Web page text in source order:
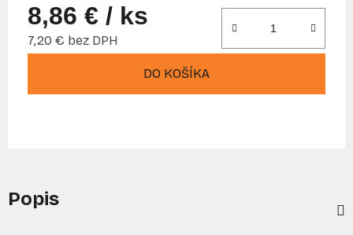
8,86 € / ks
7,20 € bez DPH
DO KOŠÍKA
Popis